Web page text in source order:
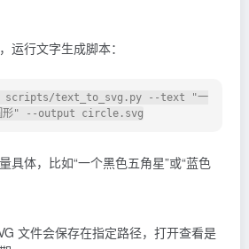
运行文字生成脚本：
scripts/text_to_svg.py --text "一
具体，比如“一个黑色五角星”或“蓝色
文件会保存在指定路径，打开查看是